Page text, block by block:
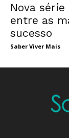
Nova
entre as
sucesso
Saber Viver Mais